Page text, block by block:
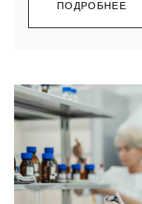
ПОДРОБНЕЕ